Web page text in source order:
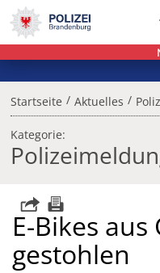
Startseite / Aktuelles /
Kategorie:
E-Bikes aus
gestohlen ​​​​​